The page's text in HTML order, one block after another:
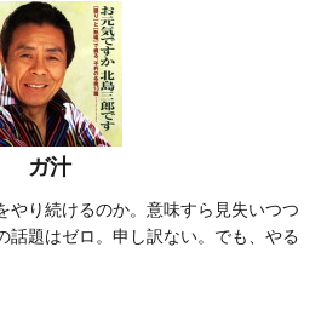
ガ汁
やり続けるのか。意味すら見失いつつ
話題はゼロ。申し訳ない。でも、やる